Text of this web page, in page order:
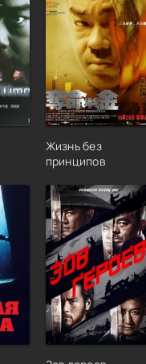
Жизнь без
принципов